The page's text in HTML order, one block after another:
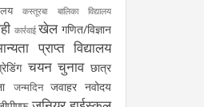
कस्तूरबा बालिका विद्यालय
कार्रवाई खेल गणित/विज्ञान
प्राप्त विद्यालय
चयन चुनाव छात्र
जन्मदिन जवाहर नवोदय